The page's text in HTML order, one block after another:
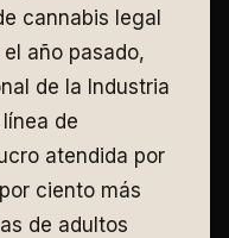
cannabis legal
año pasado,
de la Industria
de
atendida por
ciento más
de adultos